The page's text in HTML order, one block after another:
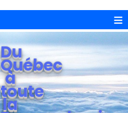
≡
Du
Québec
à
toute
la